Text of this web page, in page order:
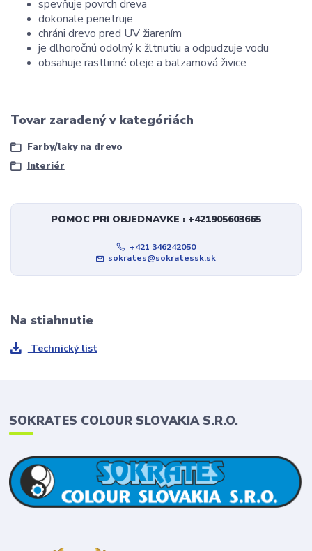
spevňuje povrch dreva
dokonale penetruje
chráni drevo pred UV žiarením
je dlhoročnú odolný k žltnutiu a odpudzuje vodu
obsahuje rastlinné oleje a balzamová živice
Tovar zaradený v kategóriách
Farby/laky na drevo
Interiér
POMOC PRI OBJEDNAVKE : +421905603665
+421 346242050
sokrates@sokratessk.sk
Na stiahnutie
Technický list
SOKRATES COLOUR SLOVAKIA S.R.O.